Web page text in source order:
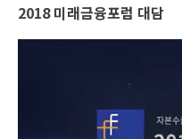
2018 미래금융포럼 대담